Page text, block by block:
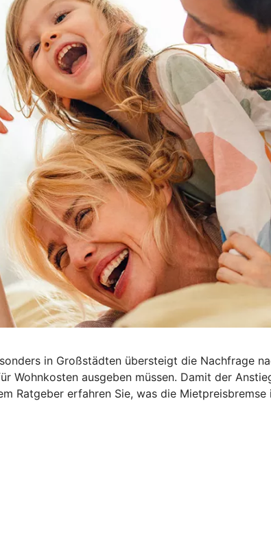
in Großstädten übersteigt die Nachfrage
Wohnkosten ausgeben müssen. Damit der
Ratgeber erfahren Sie, was die